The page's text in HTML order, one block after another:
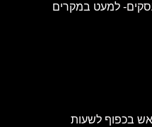
למעט במקרים
מראש בכפוף לשעות